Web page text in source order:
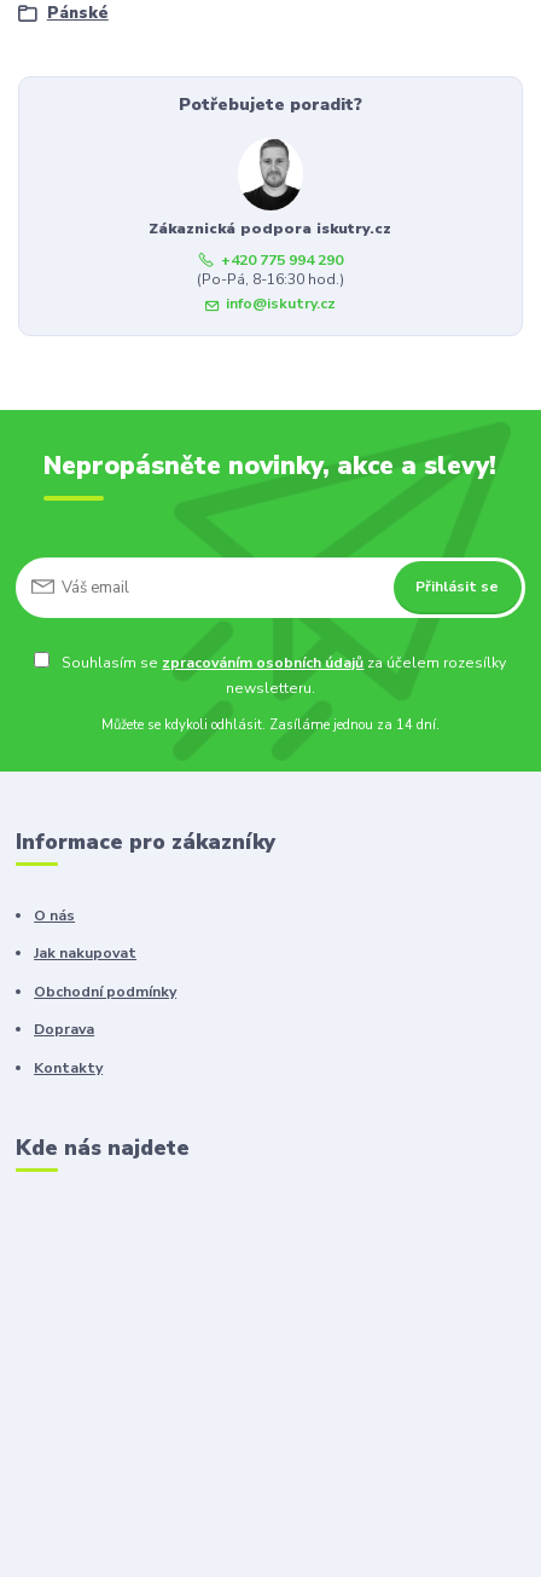
Pánské
Potřebujete poradit?
Zákaznická podpora iskutry.cz
+420 775 994 290
(Po-Pá, 8-16:30 hod.)
info@iskutry.cz
Nepropásněte novinky, akce a slevy!
Přihlásit se
Souhlasím se zpracováním osobních údajů za účelem rozesílky
newsletteru.
Můžete se kdykoli odhlásit. Zasíláme jednou za 14 dní.
Informace pro zákazníky
O nás
Jak nakupovat
Obchodní podmínky
Doprava
Kontakty
Kde nás najdete